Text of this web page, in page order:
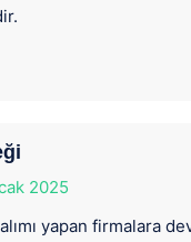
2025
yapan firmalara